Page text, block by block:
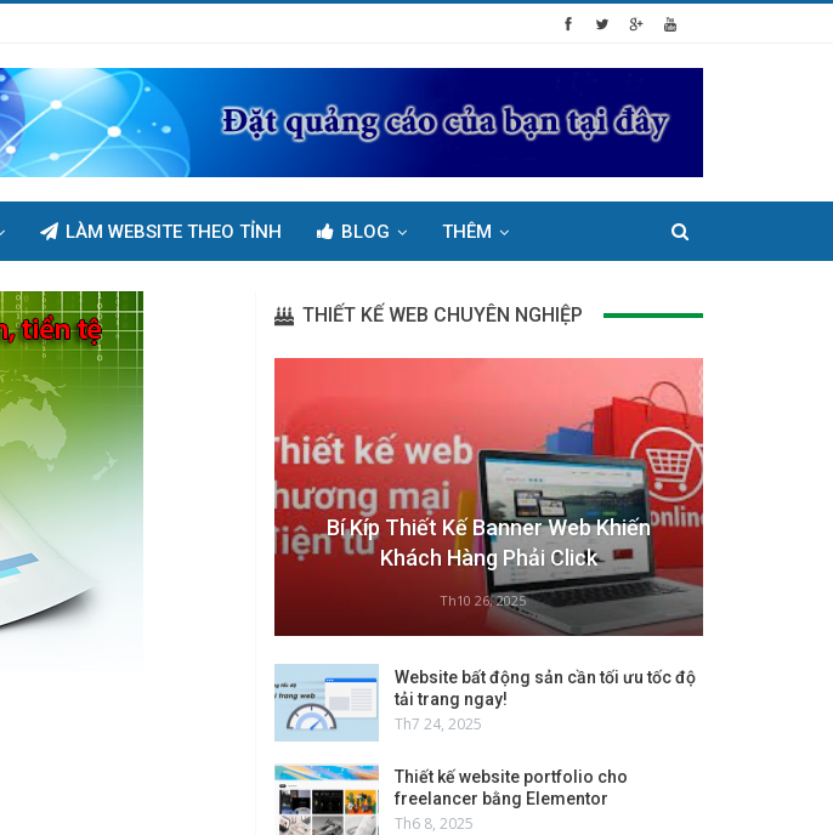
LÀM WEBSITE THEO TỈNH BLOG THÊM
THIẾT KẾ WEB CHUYÊN NGHIỆP
Bí Kíp Thiết Kế Banner Web Khiến
Khách Hàng Phải Click
Th10 26, 2025
Website bất động sản cần tối ưu tốc độ
tải trang ngay!
Th7 24, 2025
Thiết kế website portfolio cho
freelancer bằng Elementor
Th6 8, 2025